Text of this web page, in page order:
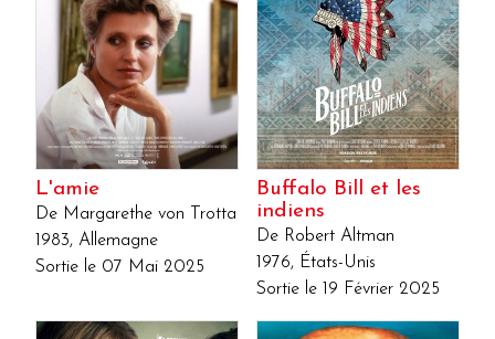
L'amie
De Margarethe von Trotta
1983, Allemagne
Sortie le 07 Mai 2025
Buffalo Bill et les
indiens
De Robert Altman
1976, États-Unis
Sortie le 19 Février 2025